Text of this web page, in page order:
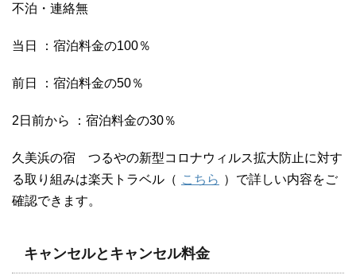
不泊・連絡無
当日 ：宿泊料金の100％
前日 ：宿泊料金の50％
2日前から ：宿泊料金の30％
久美浜の宿 つるやの新型コロナウィルス拡大防止に対す
る取り組みは楽天トラベル（ こちら ）で詳しい内容をご
確認できます。
キャンセルとキャンセル料金